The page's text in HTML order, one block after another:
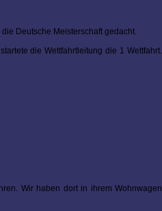
Deutsche Meisterschaft gedacht.
die Wettfahrtleitung die 1 Wettfahrt.
Wir haben dort in ihrem Wohnwagen